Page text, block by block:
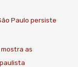
Paulo persiste
as